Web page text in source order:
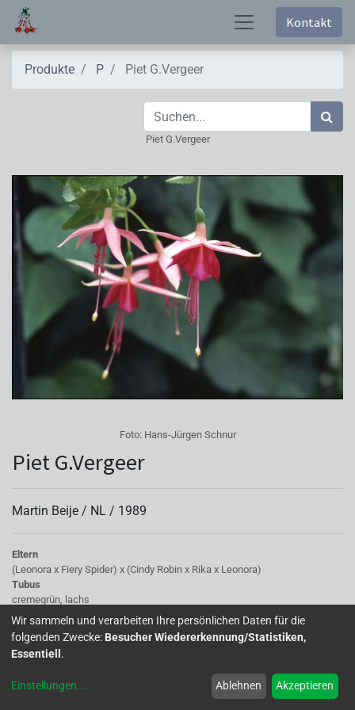
Kontakt
Produkte P Piet G.Vergeer
Piet G.Vergeer
Foto: Hans-Jürgen Schnur
Piet G.Vergeer
Martin Beije / NL / 1989
Eltern
(Leonora x Fiery Spider) x (Cindy Robin x Rika x Leonora)
Tubus
cremegrün, lachs
Sepalen
lachs, mit gelbgrünen Spitzen
Korolle/Petalen
rosarot mit schwach weißen Flecken, violett
lachs
Wir sammeln und verarbeiten Ihre persönlichen Daten für die
folgenden Zwecke: Besucher Wiedererkennung/Statistiken,
Essentiell .
Einstellungen... Ablehnen Akzeptieren